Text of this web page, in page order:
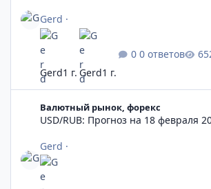
Gerd ·
0 ответов
Gerd1 г. Gerd1 г.
Валютный рынок, форекс
USD/RUB: Прогноз на 18 февраля
Gerd ·